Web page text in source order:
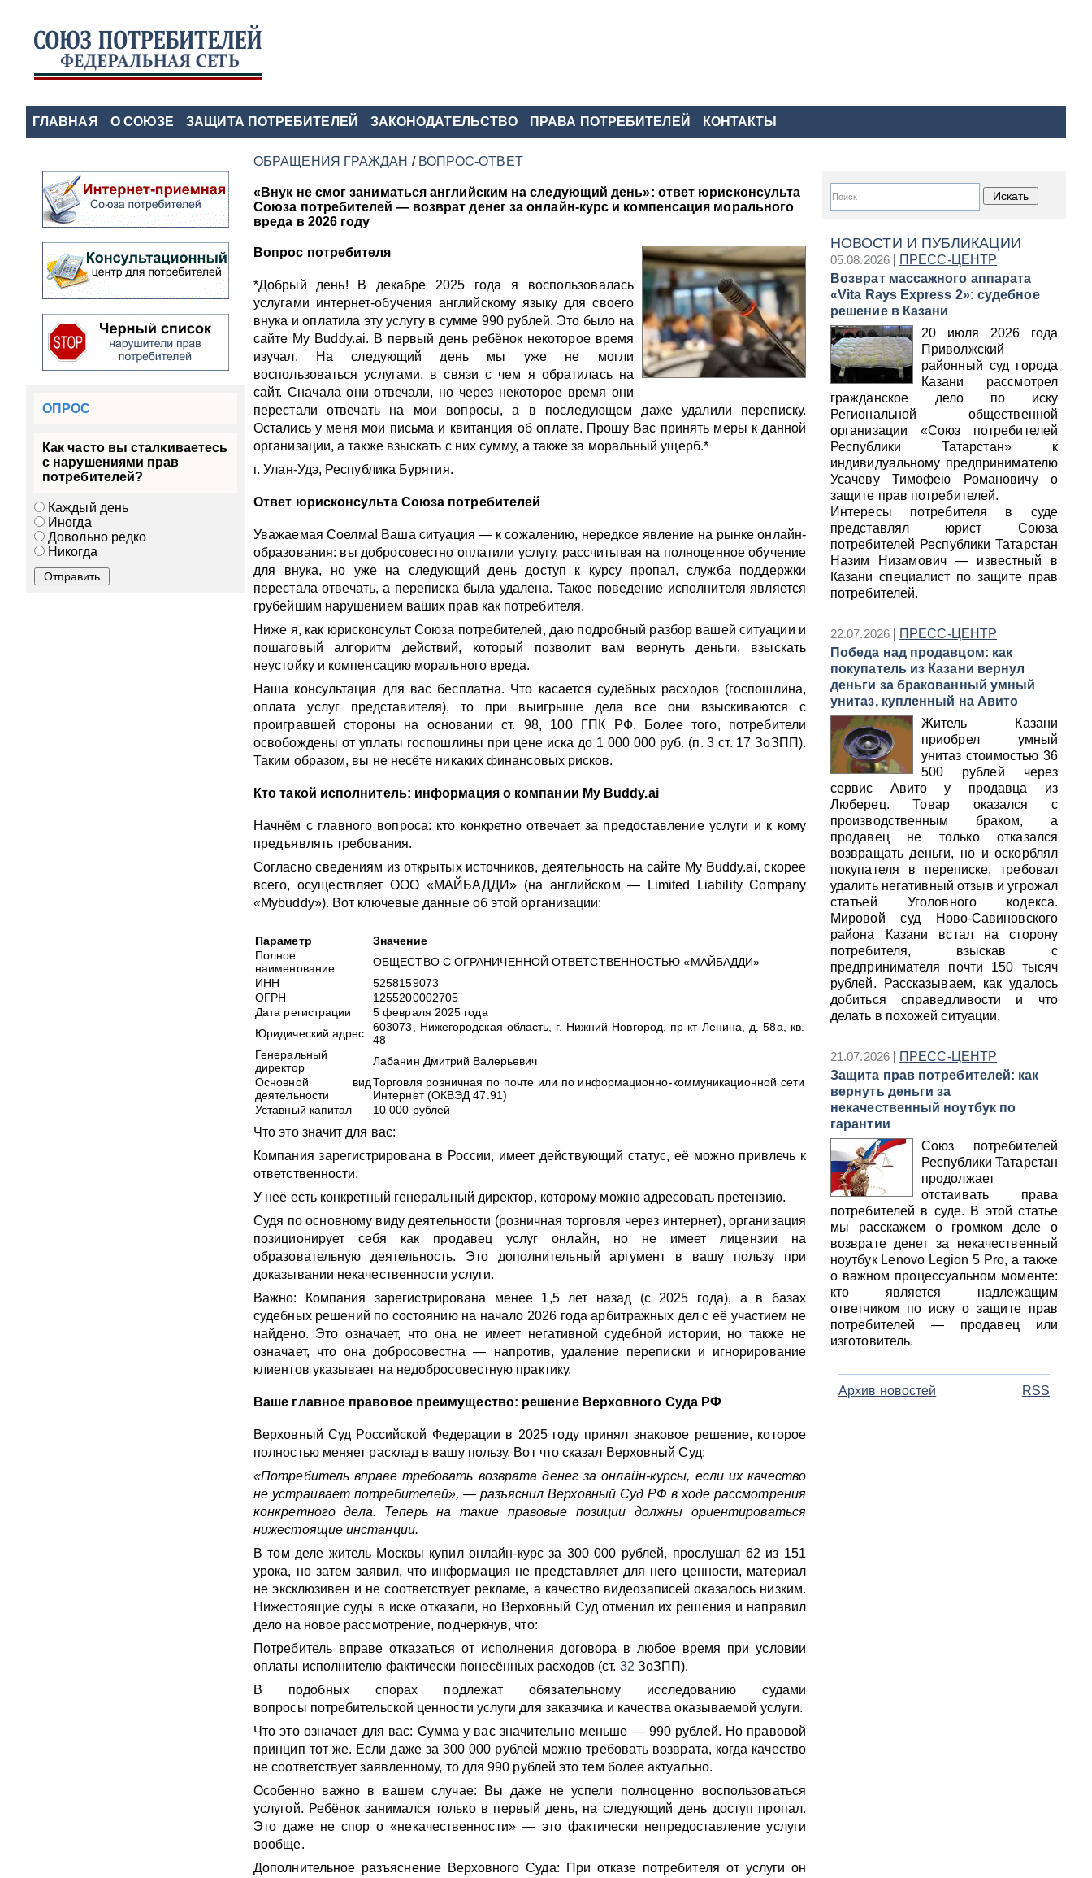
ГЛАВНАЯ О СОЮЗЕ ЗАЩИТА ПОТРЕБИТЕЛЕЙ ЗАКОНОДАТЕЛЬСТВО ПРАВА ПОТРЕБИТЕЛЕЙ КОНТАКТЫ
ОПРОС
Как часто вы сталкиваетесь
с нарушениями прав
потребителей?
Каждый день
Иногда
Довольно редко
Никогда
НОВОСТИ И ПУБЛИКАЦИИ
05.08.2026|
ПРЕСС-ЦЕНТР
Возврат массажного аппарата
«Vita Rays Express 2»: судебное
решение в Казани
20 июля 2026 года
Приволжский
районный суд города
Казани рассмотрел
гражданское дело по иску
Региональной общественной
организации «Союз потребителей
Республики Татарстан» к
индивидуальному предпринимателю
Усачеву Тимофею Романовичу о
защите прав потребителей.
Интересы потребителя в суде
представлял юрист Союза
потребителей Республики Татарстан
Назим Низамович — известный в
Казани специалист по защите прав
потребителей.
22.07.2026|
ПРЕСС-ЦЕНТР
Победа над продавцом: как
покупатель из Казани вернул
деньги за бракованный умный
унитаз, купленный на Авито
Житель Казани
приобрел умный
унитаз стоимостью 36
500 рублей через
сервис Авито у продавца из
Люберец. Товар оказался с
производственным браком, а
продавец не только отказался
возвращать деньги, но и оскорблял
покупателя в переписке, требовал
удалить негативный отзыв и угрожал
статьей Уголовного кодекса.
Мировой суд Ново-Савиновского
района Казани встал на сторону
потребителя, взыскав с
предпринимателя почти 150 тысяч
рублей. Рассказываем, как удалось
добиться справедливости и что
делать в похожей ситуации.
21.07.2026|
ПРЕСС-ЦЕНТР
Защита прав потребителей: как
вернуть деньги за
некачественный ноутбук по
гарантии
Союз потребителей
Республики Татарстан
продолжает
отстаивать права
потребителей в суде. В этой статье
мы расскажем о громком деле о
возврате денег за некачественный
ноутбук Lenovo Legion 5 Pro, а также
о важном процессуальном моменте:
кто является надлежащим
ответчиком по иску о защите прав
потребителей — продавец или
изготовитель.
Архив новостей RSS
ОБРАЩЕНИЯ ГРАЖДАН / ВОПРОС-ОТВЕТ
«Внук не смог заниматься английским на следующий день»: ответ юрисконсульта
Союза потребителей — возврат денег за онлайн-курс и компенсация морального
вреда в 2026 году
Вопрос потребителя
*Добрый день! В декабре 2025 года я воспользовалась
услугами интернет-обучения английскому языку для своего
внука и оплатила эту услугу в сумме 990 рублей. Это было на
сайте My Buddy.ai. В первый день ребёнок некоторое время
изучал. На следующий день мы уже не могли
воспользоваться услугами, в связи с чем я обратилась на
сайт. Сначала они отвечали, но через некоторое время они
перестали отвечать на мои вопросы, а в последующем даже удалили переписку.
Остались у меня мои письма и квитанция об оплате. Прошу Вас принять меры к данной
организации, а также взыскать с них сумму, а также за моральный ущерб.*
г. Улан-Удэ, Республика Бурятия.
Ответ юрисконсульта Союза потребителей
Уважаемая Соелма! Ваша ситуация — к сожалению, нередкое явление на рынке онлайн-
образования: вы добросовестно оплатили услугу, рассчитывая на полноценное обучение
для внука, но уже на следующий день доступ к курсу пропал, служба поддержки
перестала отвечать, а переписка была удалена. Такое поведение исполнителя является
грубейшим нарушением ваших прав как потребителя.
Ниже я, как юрисконсульт Союза потребителей, даю подробный разбор вашей ситуации и
пошаговый алгоритм действий, который позволит вам вернуть деньги, взыскать
неустойку и компенсацию морального вреда.
Наша консультация для вас бесплатна. Что касается судебных расходов (госпошлина,
оплата услуг представителя), то при выигрыше дела все они взыскиваются с
проигравшей стороны на основании ст. 98, 100 ГПК РФ. Более того, потребители
освобождены от уплаты госпошлины при цене иска до 1 000 000 руб. (п. 3 ст. 17 ЗоЗПП).
Таким образом, вы не несёте никаких финансовых рисков.
Кто такой исполнитель: информация о компании My Buddy.ai
Начнём с главного вопроса: кто конкретно отвечает за предоставление услуги и к кому
предъявлять требования.
Согласно сведениям из открытых источников, деятельность на сайте My Buddy.ai, скорее
всего, осуществляет ООО «МАЙБАДДИ» (на английском — Limited Liability Company
«Mybuddy»). Вот ключевые данные об этой организации:
Параметр
Значение
Полное
наименование
ОБЩЕСТВО С ОГРАНИЧЕННОЙ ОТВЕТСТВЕННОСТЬЮ «МАЙБАДДИ»
ИНН
5258159073
ОГРН
1255200002705
Дата регистрации
5 февраля 2025 года
Юридический адрес
603073, Нижегородская область, г. Нижний Новгород, пр-кт Ленина, д. 58а, кв.
48
Генеральный
директор
Лабанин Дмитрий Валерьевич
Основной вид
деятельности
Торговля розничная по почте или по информационно-коммуникационной сети
Интернет (ОКВЭД 47.91)
Уставный капитал
10 000 рублей
Что это значит для вас:
Компания зарегистрирована в России, имеет действующий статус, её можно привлечь к
ответственности.
У неё есть конкретный генеральный директор, которому можно адресовать претензию.
Судя по основному виду деятельности (розничная торговля через интернет), организация
позиционирует себя как продавец услуг онлайн, но не имеет лицензии на
образовательную деятельность. Это дополнительный аргумент в вашу пользу при
доказывании некачественности услуги.
Важно: Компания зарегистрирована менее 1,5 лет назад (с 2025 года), а в базах
судебных решений по состоянию на начало 2026 года арбитражных дел с её участием не
найдено. Это означает, что она не имеет негативной судебной истории, но также не
означает, что она добросовестна — напротив, удаление переписки и игнорирование
клиентов указывает на недобросовестную практику.
Ваше главное правовое преимущество: решение Верховного Суда РФ
Верховный Суд Российской Федерации в 2025 году принял знаковое решение, которое
полностью меняет расклад в вашу пользу. Вот что сказал Верховный Суд:
«Потребитель вправе требовать возврата денег за онлайн-курсы, если их качество
не устраивает потребителей», — разъяснил Верховный Суд РФ в ходе рассмотрения
конкретного дела. Теперь на такие правовые позиции должны ориентироваться
нижестоящие инстанции.
В том деле житель Москвы купил онлайн-курс за 300 000 рублей, прослушал 62 из 151
урока, но затем заявил, что информация не представляет для него ценности, материал
не эксклюзивен и не соответствует рекламе, а качество видеозаписей оказалось низким.
Нижестоящие суды в иске отказали, но Верховный Суд отменил их решения и направил
дело на новое рассмотрение, подчеркнув, что:
Потребитель вправе отказаться от исполнения договора в любое время при условии
оплаты исполнителю фактически понесённых расходов (ст. 32 ЗоЗПП).
В подобных спорах подлежат обязательному исследованию судами
вопросы потребительской ценности услуги для заказчика и качества оказываемой услуги.
Что это означает для вас: Сумма у вас значительно меньше — 990 рублей. Но правовой
принцип тот же. Если даже за 300 000 рублей можно требовать возврата, когда качество
не соответствует заявленному, то для 990 рублей это тем более актуально.
Особенно важно в вашем случае: Вы даже не успели полноценно воспользоваться
услугой. Ребёнок занимался только в первый день, на следующий день доступ пропал.
Это даже не спор о «некачественности» — это фактически непредоставление услуги
вообще.
Дополнительное разъяснение Верховного Суда: При отказе потребителя от услуги он